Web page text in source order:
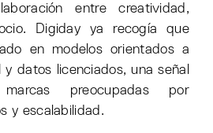
entre creatividad,
Digiday ya recogía que
en modelos orientados a
datos licenciados, una señal
preocupadas por
y escalabilidad.